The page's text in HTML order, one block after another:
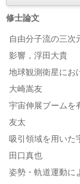
修士論文
自由分子流の三次
影響，浮田大貴
地球観測衛星にお
大崎嵩友
宇宙伸展ブームを
友太
吸引領域を用いた
田口真也
姿勢・軌道運動に